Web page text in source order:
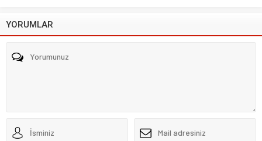
YORUMLAR